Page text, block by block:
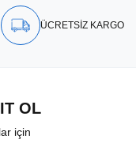
ÜCRETSİZ KARGO
OL
için